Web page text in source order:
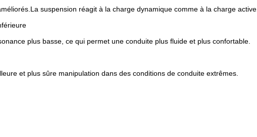
suspension réagit à la charge dynamique comme à la charge active.
plus basse, ce qui permet une conduite plus fluide et plus confortable.
et plus sûre manipulation dans des conditions de conduite extrêmes.